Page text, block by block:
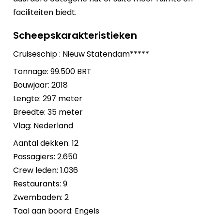
faciliteiten biedt.
Scheepskarakteristieken
Cruiseschip : Nieuw Statendam*****
Tonnage: 99.500 BRT
Bouwjaar: 2018
Lengte: 297 meter
Breedte: 35 meter
Vlag: Nederland
Aantal dekken: 12
Passagiers: 2.650
Crew leden: 1.036
Restaurants: 9
Zwembaden: 2
Taal aan boord: Engels